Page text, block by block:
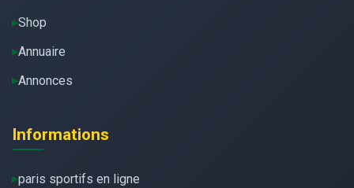
Shop
Annuaire
Annonces
Informations
paris sportifs en ligne